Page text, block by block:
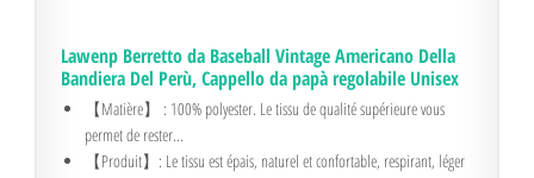
Lawenp Berretto da Baseball Vintage Americano Della
Bandiera Del Perù, Cappello da papà regolabile Unisex
【Matière】 : 100% polyester. Le tissu de qualité supérieure vous
permet de rester...
【Produit】: Le tissu est épais, naturel et confortable, respirant, léger